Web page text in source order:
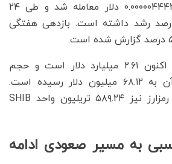
شیبا اینو با قیمت ۰.۰۰۰۰۰۴۴۴۲ دلار معامله شد و طی ۲۴
گذشته ۱.۴۲ درصد رشد داشته است. بازدهی هفتگی
ارزش بازار شیبا اینو اکنون ۲.۶۱ میلیارد دلار است و حجم
معاملات شبانه‌روزی آن به ۶۸.۱۲ میلیون دلار رسیده است.
عرضه در گردش این رمزارز نیز ۵۸۹.۲۴ تریلیون واحد SHIB
به مسیر صعودی ادامه